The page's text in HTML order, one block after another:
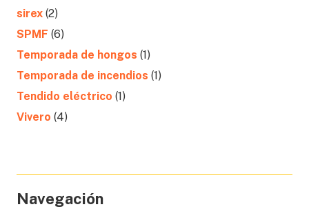
sirex (2)
SPMF (6)
Temporada de hongos (1)
Temporada de incendios (1)
Tendido eléctrico (1)
Vivero (4)
Navegación